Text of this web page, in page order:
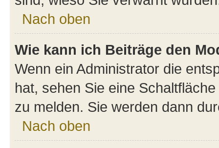
Nach oben
Wie kann ich Beiträge den
Wenn ein Administrator die
hat, sehen Sie eine
zu melden. Sie werden dann
Nach oben